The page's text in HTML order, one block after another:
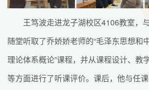
王笃波走进龙子湖校区4106教室，
随堂听取了乔娇娇老师的“毛泽东思想和
理论体系概论”课程，并从课程设计、教
等方面进行了听课评价。课后，他与任